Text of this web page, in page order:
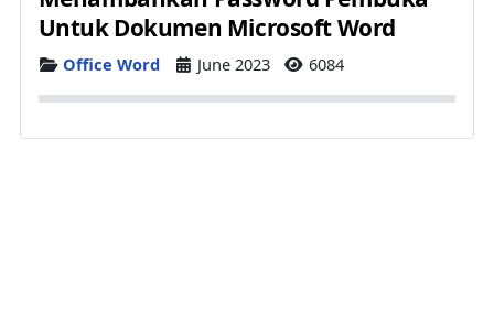
Untuk Dokumen Microsoft Word
Details
Office Word June 2023 6084